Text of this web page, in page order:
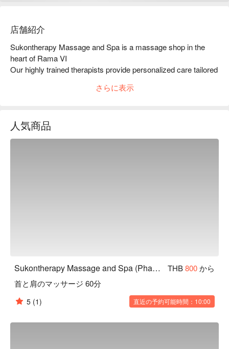
店舗紹介
Sukontherapy Massage and Spa is a massage shop in the
heart of Rama VI
Our highly trained therapists provide personalized care tailored
of massage techniques and modalities.
enchanting atmosphere.
Book Sukontherapy Massage and Spa with promotion on
さらに表示
人気商品
Sukontherapy Massage and Spa (Phaya Thai) THB800から
首と肩のマッサージ 60分
5 (1) 直近の予約可能時間：10:00